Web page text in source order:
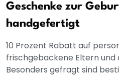
Geschenke zur
handgefertigt
10 Prozent Rabatt auf
frischgebackene Eltern und
Besonders gefragt sind